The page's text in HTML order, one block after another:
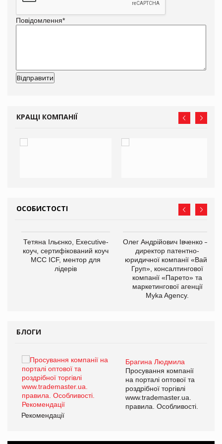
Повідомлення*
КРАЩІ КОМПАНІЇ
ОСОБИСТОСТІ
Тетяна Ільєнко, Executive-
коуч, сертифікований коуч
МСС ICF, ментор для
лідерів
Олег Андрійович Івченко —
директор патентно-
юридичної компанії «Вайз
Груп», консалтингової
компанії «Парето» та
маркетингової агенції
Myka Agency.
БЛОГИ
Брагина Людмила
Просування компанії
на порталі оптової та
роздрібної торгівлі
www.trademaster.ua.
правила. Особливості.
Рекомендації